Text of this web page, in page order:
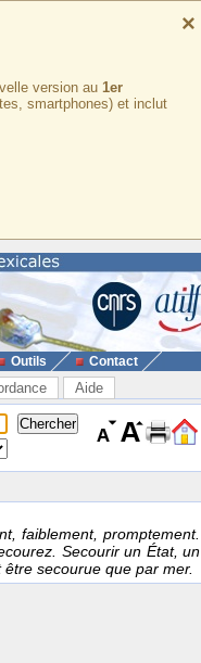
×
version au 1er
smartphones) et inclut
Outils Contact
Aide
faiblement, promptement.
Secourir un État, un
secourue que par mer.